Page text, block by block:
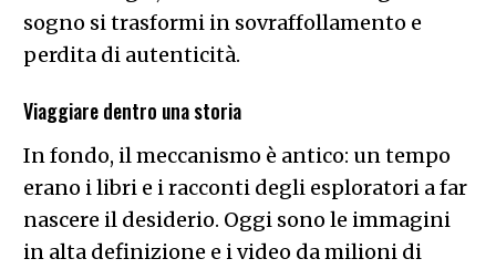
sogno si trasformi in sovraffollamento e
perdita di autenticità.
Viaggiare dentro una storia
In fondo, il meccanismo è antico: un tempo
erano i libri e i racconti degli esploratori a far
nascere il desiderio. Oggi sono le immagini
in alta definizione e i video da milioni di